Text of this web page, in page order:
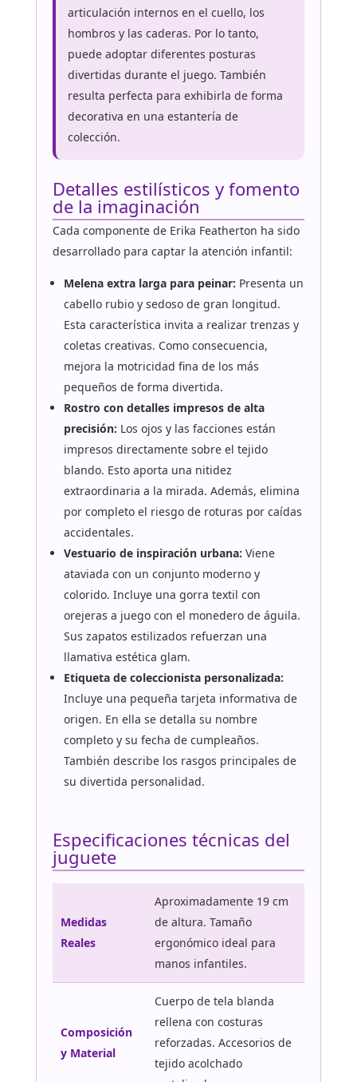
articulación internos en el cuello, los
hombros y las caderas. Por lo tanto,
puede adoptar diferentes posturas
divertidas durante el juego. También
resulta perfecta para exhibirla de forma
decorativa en una estantería de
colección.
Detalles estilísticos y fomento
de la imaginación
Cada componente de Erika Featherton ha sido
desarrollado para captar la atención infantil:
Melena extra larga para peinar: Presenta un
cabello rubio y sedoso de gran longitud.
Esta característica invita a realizar trenzas y
coletas creativas. Como consecuencia,
mejora la motricidad fina de los más
pequeños de forma divertida.
Rostro con detalles impresos de alta
precisión: Los ojos y las facciones están
impresos directamente sobre el tejido
blando. Esto aporta una nitidez
extraordinaria a la mirada. Además, elimina
por completo el riesgo de roturas por caídas
accidentales.
Vestuario de inspiración urbana: Viene
ataviada con un conjunto moderno y
colorido. Incluye una gorra textil con
orejeras a juego con el monedero de águila.
Sus zapatos estilizados refuerzan una
llamativa estética glam.
Etiqueta de coleccionista personalizada:
Incluye una pequeña tarjeta informativa de
origen. En ella se detalla su nombre
completo y su fecha de cumpleaños.
También describe los rasgos principales de
su divertida personalidad.
Especificaciones técnicas del
juguete
Medidas
Reales
Aproximadamente 19 cm
de altura. Tamaño
ergonómico ideal para
manos infantiles.
Composición
y Material
Cuerpo de tela blanda
rellena con costuras
reforzadas. Accesorios de
tejido acolchado